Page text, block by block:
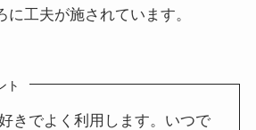
工夫が施されています。
ト
きでよく利用します。いつで